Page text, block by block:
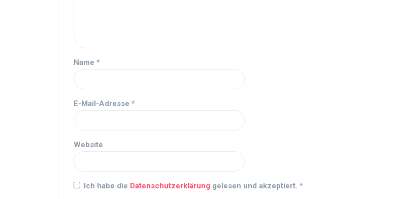
Name *
E-Mail-Adresse *
Website
Ich habe die Datenschutzerklärung gelesen und akzeptiert. *